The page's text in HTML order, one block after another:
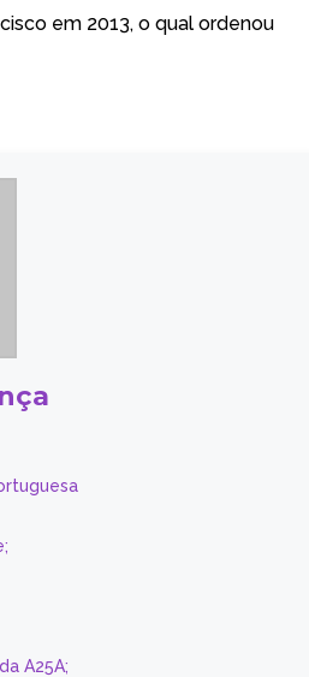
em 2013, o qual ordenou
A25A;